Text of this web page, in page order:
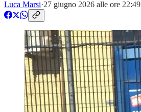
Luca Marsi·27 giugno 2026 alle ore 22:49